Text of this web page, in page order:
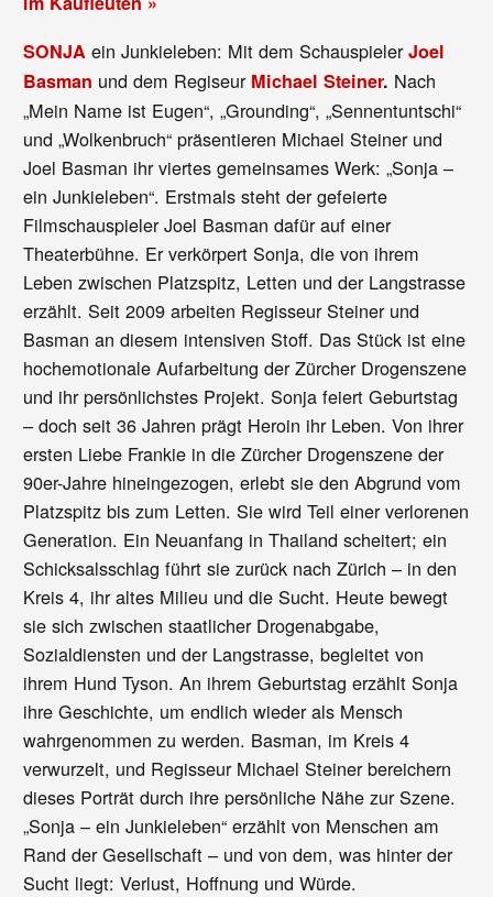
SONJA ein Junkieleben: Mit dem SchauspielerJoel
Basman und dem Regiseur Michael Steiner. Nach
„Mein Name ist Eugen“, „Grounding“, „Sennentuntschi“
und „Wolkenbruch“ präsentieren Michael Steiner und
Joel Basman ihr viertes gemeinsames Werk: „Sonja –
ein Junkieleben“. Erstmals steht der gefeierte
Filmschauspieler Joel Basman dafür auf einer
Theaterbühne. Er verkörpert Sonja, die von ihrem
Leben zwischen Platzspitz, Letten und der Langstrasse
erzählt. Seit 2009 arbeiten Regisseur Steiner und
Basman an diesem intensiven Stoff. Das Stück ist eine
hochemotionale Aufarbeitung der Zürcher Drogenszene
und ihr persönlichstes Projekt. Sonja feiert Geburtstag
– doch seit 36 Jahren prägt Heroin ihr Leben. Von ihrer
ersten Liebe Frankie in die Zürcher Drogenszene der
90er-Jahre hineingezogen, erlebt sie den Abgrund vom
Platzspitz bis zum Letten. Sie wird Teil einer verlorenen
Generation. Ein Neuanfang in Thailand scheitert; ein
Schicksalsschlag führt sie zurück nach Zürich – in den
Kreis 4, ihr altes Milieu und die Sucht. Heute bewegt
sie sich zwischen staatlicher Drogenabgabe,
Sozialdiensten und der Langstrasse, begleitet von
ihrem Hund Tyson. An ihrem Geburtstag erzählt Sonja
ihre Geschichte, um endlich wieder als Mensch
wahrgenommen zu werden. Basman, im Kreis 4
verwurzelt, und Regisseur Michael Steiner bereichern
dieses Porträt durch ihre persönliche Nähe zur Szene.
„Sonja – ein Junkieleben“ erzählt von Menschen am
Rand der Gesellschaft – und von dem, was hinter der
Sucht liegt: Verlust, Hoffnung und Würde.